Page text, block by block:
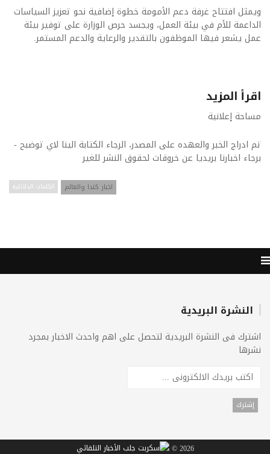
ويمثل افتتاح غرفة دعم الأمومة خطوة إضافية نحو تعزيز السياسات
الداعمة للأم في بيئة العمل، ويجسد حرص الوزارة على توفير بيئة
عمل يشعر فيها الموظفون بالتقدير والرعاية والدعم المستمر.​
اقرأ المزيد
مساحة إعلانية
تم ادراج الخبر والعهده على المصدر، الرجاء الكتابة الينا لاي توضبح -
برجاء اخبارنا بريديا عن خروقات لحقوق النشر للغير
الكلمات الدلائليه اخبار كندا والعالم
النشرة البريدية
اشترك فى النشرة البريدية لتحصل على اهم واحدث الاخبار بمجرد
نشرها
2026 ©